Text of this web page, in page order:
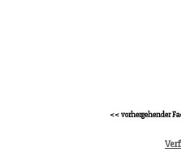
<< vorhergehender